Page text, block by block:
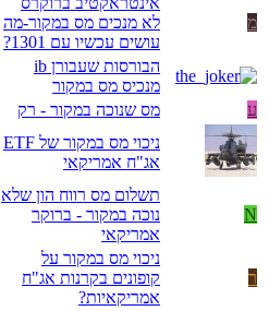
מ
לא מנכים מס במקור-מה
עושים עכשיו עם 1301?
הבורסות שעבורן ib
מנכיס מס במקור
ע
מס שנוכה במקור - רק
ניכוי מס במקור של ETF
אג"ח אמריקאי
N
תשלום מס רווח הון שלא
נוכה במקור - ברוקר
אמריקאי
ר
ניכוי מס במקור על
קופונים בקרנות אג"ח
אמריקאיות?